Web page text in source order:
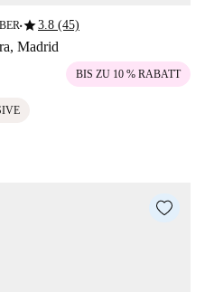
■star3.8 (45)
Madrid
BIS ZU 10 % RABATT